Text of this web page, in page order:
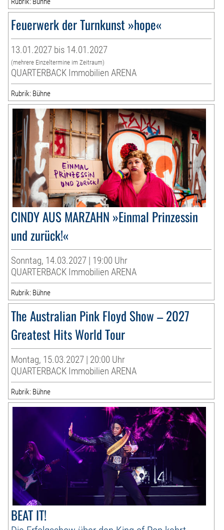
Feuerwerk der Turnkunst »hope«
13.01.2027 bis 14.01.2027
(mehrere Einzeltermine im Zeitraum)
QUARTERBACK Immobilien ARENA
Rubrik: Bühne
CINDY AUS MARZAHN »Einmal Prinzessin
und zurück!«
Sonntag, 14.03.2027 | 19:00 Uhr
QUARTERBACK Immobilien ARENA
Rubrik: Bühne
The Australian Pink Floyd Show – 2027
Greatest Hits World Tour
Montag, 15.03.2027 | 20:00 Uhr
QUARTERBACK Immobilien ARENA
Rubrik: Bühne
BEAT IT!